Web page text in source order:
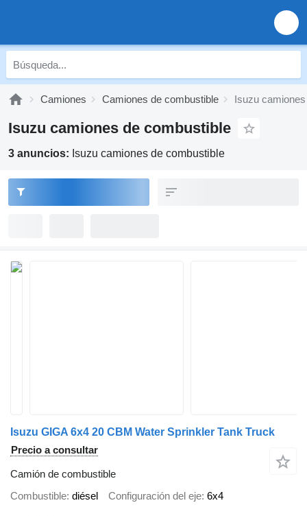
Camiones Camiones de combustible Isuzu
Isuzu camiones de combustible
3 anuncios: Isuzu camiones de combustible
Isuzu GIGA 6x4 20 CBM Water Sprinkler Tank Truck
Precio a consultar
Camión de combustible
Combustible diésel Configuración del eje 6x4